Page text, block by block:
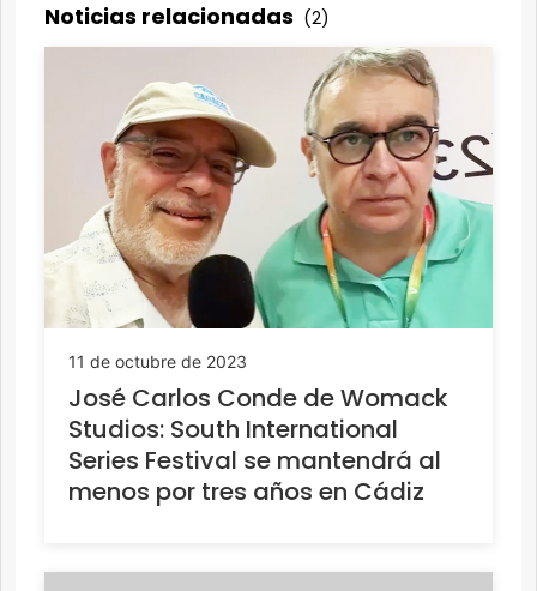
Noticias relacionadas (2)
11 de octubre de 2023
José Carlos Conde de Womack
Studios: South International
Series Festival se mantendrá al
menos por tres años en Cádiz